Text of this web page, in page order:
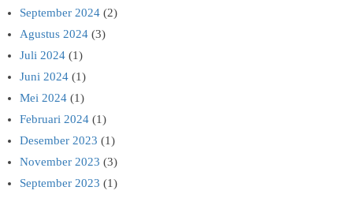
September 2024 (2)
Agustus 2024 (3)
Juli 2024 (1)
Juni 2024 (1)
Mei 2024 (1)
Februari 2024 (1)
Desember 2023 (1)
November 2023 (3)
September 2023 (1)